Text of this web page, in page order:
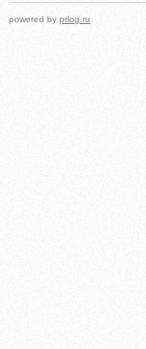
powered by prlog.ru